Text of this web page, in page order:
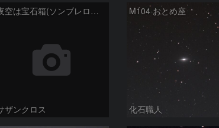
夜空は宝石箱(ソンブレロ銀河 M104) Seestar50
ザンクロス
M104 おとめ座
化石職人